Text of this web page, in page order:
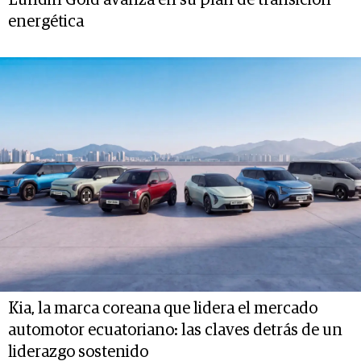
energética
Kia, la marca coreana que lidera el mercado
automotor ecuatoriano: las claves detrás de un
liderazgo sostenido